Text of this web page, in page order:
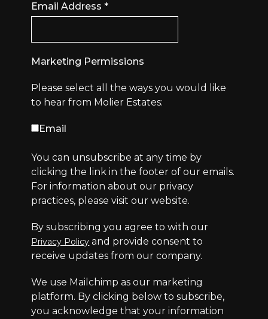
Email Address*
Marketing Permissions
Please select all the ways you would like
to hear from Molier Estates:
Email
You can unsubscribe at any time by
clicking the link in the footer of our emails.
For information about our privacy
practices, please visit our website.
By subscribing you agree to with our
Privacy Policy and provide consent to
receive updates from our company.
We use Mailchimp as our marketing
platform. By clicking below to subscribe,
you acknowledge that your information